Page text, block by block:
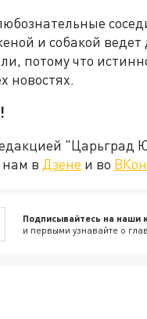
и собакой
потому что
новостях.
нам в Дзене и во
Подписывайтесь на наши
и первыми узнавайте о